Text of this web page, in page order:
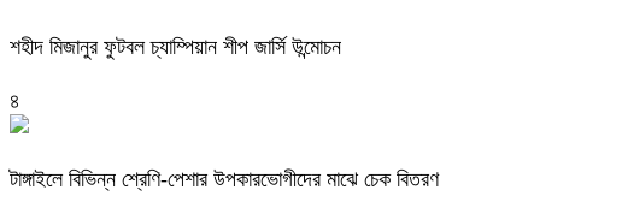
শহীদ মিজানুর ফুটবল চ্যাম্পিয়ান শীপ জার্সি উন্মোচন
৪
টাঙ্গাইলে বিভিন্ন শ্রেণি-পেশার উপকারভোগীদের মাঝে চেক বিতরণ